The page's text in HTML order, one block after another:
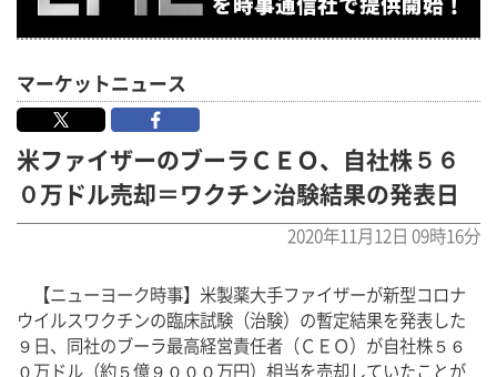
マーケットニュース
米ファイザーのブーラＣＥＯ、自社株５６
０万ドル売却＝ワクチン治験結果の発表日
2020年11月12日 09時16分
【ニューヨーク時事】米製薬大手ファイザーが新型コロナ
ウイルスワクチンの臨床試験（治験）の暫定結果を発表した
９日、同社のブーラ最高経営責任者（ＣＥＯ）が自社株５６
０万ドル（約５億９０００万円）相当を売却していたことが